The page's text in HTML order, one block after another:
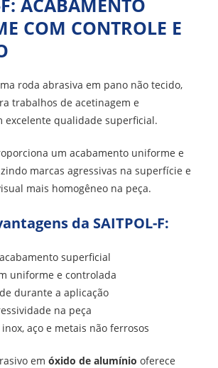
COM CONTROLE E
roda abrasiva em pano não tecido,
trabalhos de acetinagem e
excelente qualidade superficial.
um acabamento uniforme e
marcas agressivas na superfície e
mais homogêneo na peça.
da SAITPOL-F:
superficial
uniforme e controlada
durante a aplicação
na peça
aço e metais não ferrosos
emóxido de alumínio oferece